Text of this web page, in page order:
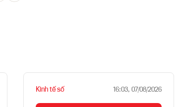
Kinh tế số 16:03, 07/08/2026